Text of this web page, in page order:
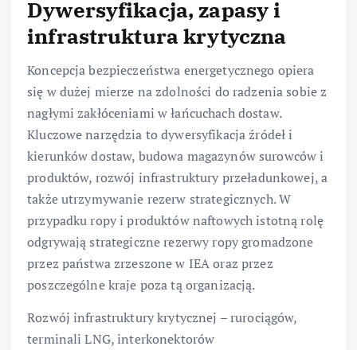
Dywersyfikacja, zapasy i
infrastruktura krytyczna
Koncepcja bezpieczeństwa energetycznego opiera
się w dużej mierze na zdolności do radzenia sobie z
nagłymi zakłóceniami w łańcuchach dostaw.
Kluczowe narzędzia to dywersyfikacja źródeł i
kierunków dostaw, budowa magazynów surowców i
produktów, rozwój infrastruktury przeładunkowej, a
także utrzymywanie rezerw strategicznych. W
przypadku ropy i produktów naftowych istotną rolę
odgrywają strategiczne rezerwy ropy gromadzone
przez państwa zrzeszone w IEA oraz przez
poszczególne kraje poza tą organizacją.
Rozwój infrastruktury krytycznej – rurociągów,
terminali LNG, interkonektorów